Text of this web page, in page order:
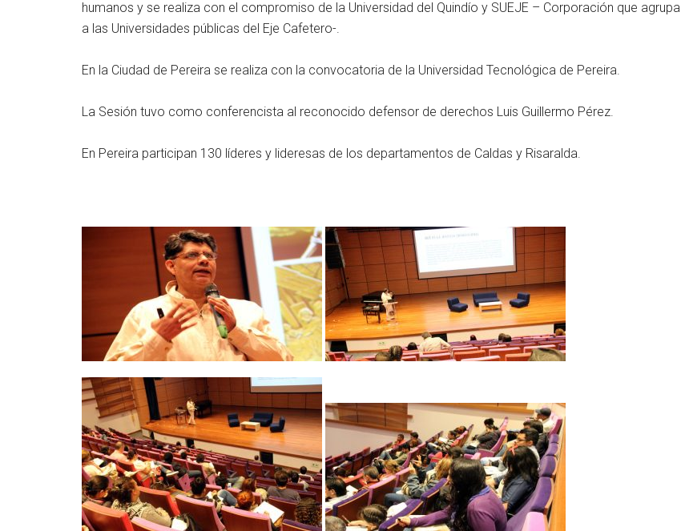
humanos y se realiza con el compromiso de la Universidad del Quindío y SUEJE – Corporación que agrupa
a las Universidades públicas del Eje Cafetero-.
En la Ciudad de Pereira se realiza con la convocatoria de la Universidad Tecnológica de Pereira.
La Sesión tuvo como conferencista al reconocido defensor de derechos Luis Guillermo Pérez.
En Pereira participan 130 líderes y lideresas de los departamentos de Caldas y Risaralda.